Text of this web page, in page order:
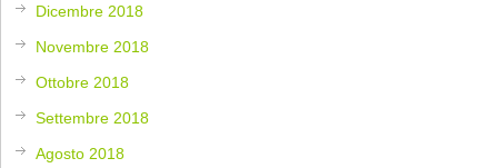
Dicembre 2018
Novembre 2018
Ottobre 2018
Settembre 2018
Agosto 2018